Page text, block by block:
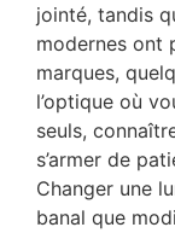
jointé, tandis
modernes ont
marques,
l’optique où
seuls,
s’armer de
Changer une
banal que